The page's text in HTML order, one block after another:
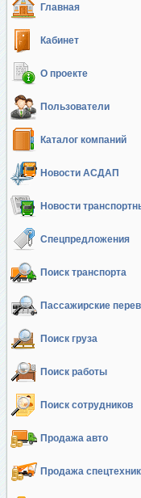
Главная
Кабинет
О проекте
Пользователи
Каталог компаний
Новости АСДАП
Новости
Спецпредложения
Поиск транспорта
Пассажирские
Поиск груза
Поиск работы
Поиск сотрудников
Продажа авто
Продажа